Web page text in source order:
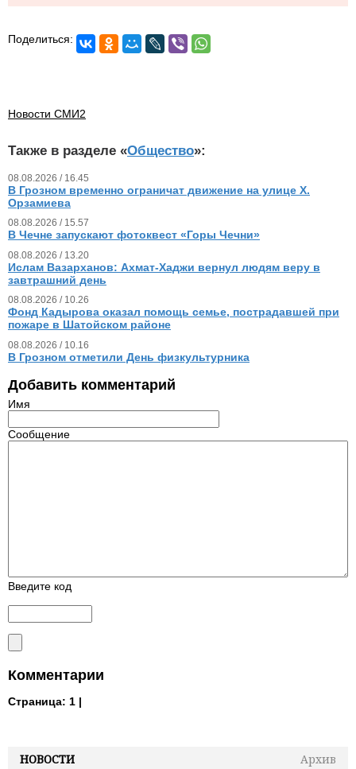
НОВОСТИ
Архив
Поделиться:
Новости СМИ2
Также в разделе «Общество»:
08.08.2026 / 16.45
В Грозном временно ограничат движение на улице Х.
Орзамиева
08.08.2026 / 15.57
В Чечне запускают фотоквест «Горы Чечни»
08.08.2026 / 13.20
Ислам Вазарханов: Ахмат-Хаджи вернул людям веру в
завтрашний день
08.08.2026 / 10.26
Фонд Кадырова оказал помощь семье, пострадавшей при
пожаре в Шатойском районе
08.08.2026 / 10.16
В Грозном отметили День физкультурника
Добавить комментарий
Имя
Сообщение
Введите код
Комментарии
Страница: 1 |